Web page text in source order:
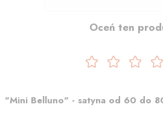
Oceń ten
"Mini Belluno" - satyna od 60 do